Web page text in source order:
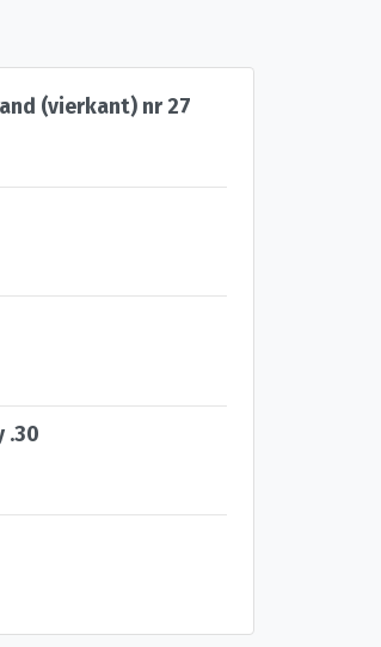
(vierkant) nr 27
.30